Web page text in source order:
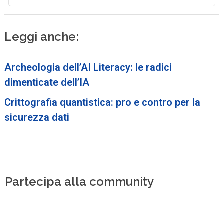
Leggi anche:
Archeologia dell’AI Literacy: le radici
dimenticate dell’IA
Crittografia quantistica: pro e contro per la
sicurezza dati
Partecipa alla community